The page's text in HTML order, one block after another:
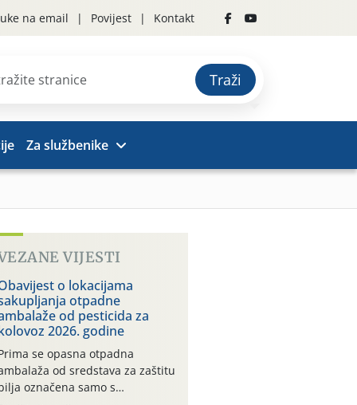
na email Povijest Kontakt
Traži
Za službenike
VIJESTI
o lokacijama
otpadne
od pesticida za
2026. godine
se opasna otpadna
od sredstava za zaštitu
označena samo s